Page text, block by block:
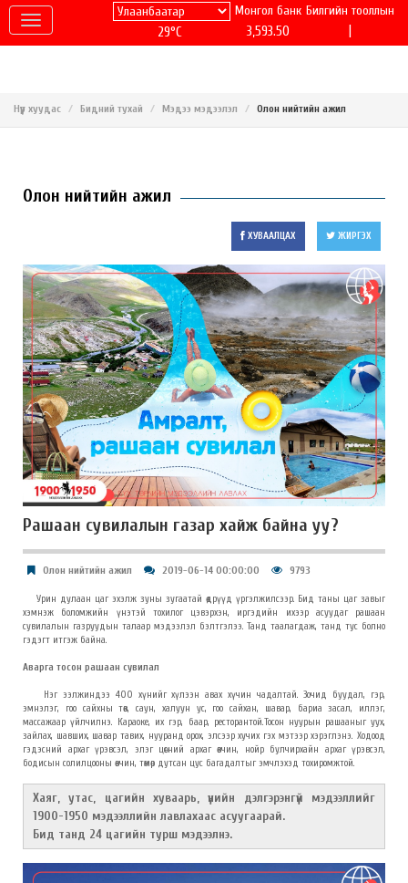
29°C
Монгол банк
3,593.50
Билгийн тооллын
Нүүр хуудас Бидний тухай Мэдээ мэдээлэл Олон нийтийн ажил
Олон нийтийн ажил
ХУВААЛЦАХ ЖИРГЭХ
Рашаан сувилалын газар хайж байна уу?
Олон нийтийн ажил 2019-06-14 00:00:00 9793
Урин дулаан цаг эхэлж зуны зугаатай өдрүүд үргэлжилсээр. Бид таны цаг завыг
хэмнэж боломжийн үнэтэй тохилог цэвэрхэн, иргэдийн ихээр асуудаг рашаан
сувилалын газруудын талаар мэдээлэл бэлтгэлээ.Танд таалагдаж, танд тус болно
гэдэгт итгэж байна.
Аварга тосон рашаан сувилал
Нэг ээлжиндээ 400 хүнийг хүлээн авах хүчин чадалтай. Зочид буудал, гэр,
эмнэлэг, гоо сайхны төв, саун, халуун ус, гоо сайхан, шавар, бариа засал, иллэг,
массажаар үйлчилнэ. Караоке, их гэр, баар, ресторантой.Тосон нуурын рашааныг уух,
зайлах, шавших, шавар тавих, нууранд орох, элсээр хучих гэх мэтээр хэрэглэнэ. Ходоод
гэдэсний архаг үрэвсэл, элэг цөсний архаг өвчин, нойр булчирхайн архаг үрэвсэл,
бодисын солилцооны өвчин, төмөр дутсан цус багадалтыг эмчлэхэд тохиромжтой.
Хаяг, утас, цагийн хуваарь, үнийн дэлгэрэнгүй мэдээллийг
1900-1950 мэдээллийн лавлахаас асуугаарай.
Бид танд 24 цагийн турш мэдээлнэ.